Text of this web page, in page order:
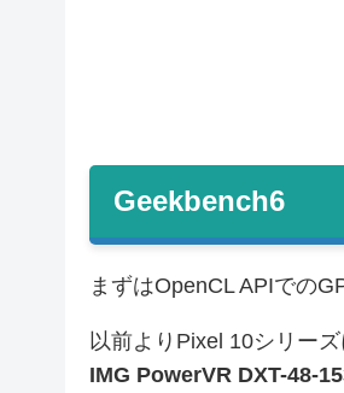
Geekbench6
まずはOpenCL APIでの
以前よりPixel 10シリー
IMG PowerVR DXT-48-